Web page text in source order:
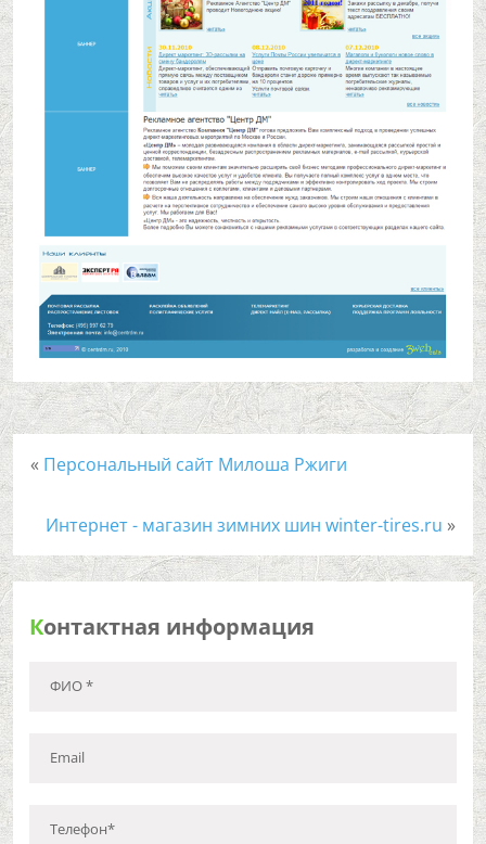
« Персональный сайт Милоша Ржиги
Интернет - магазин зимних шин winter-tires.ru »
Контактная информация
ФИО *
Email
Телефон*